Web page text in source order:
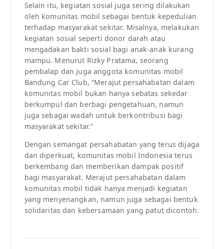
Selain itu, kegiatan sosial juga sering dilakukan
oleh komunitas mobil sebagai bentuk kepedulian
terhadap masyarakat sekitar. Misalnya, melakukan
kegiatan sosial seperti donor darah atau
mengadakan bakti sosial bagi anak-anak kurang
mampu. Menurut Rizky Pratama, seorang
pembalap dan juga anggota komunitas mobil
Bandung Car Club, “Merajut persahabatan dalam
komunitas mobil bukan hanya sebatas sekedar
berkumpul dan berbagi pengetahuan, namun
juga sebagai wadah untuk berkontribusi bagi
masyarakat sekitar.”
Dengan semangat persahabatan yang terus dijaga
dan diperkuat, komunitas mobil Indonesia terus
berkembang dan memberikan dampak positif
bagi masyarakat. Merajut persahabatan dalam
komunitas mobil tidak hanya menjadi kegiatan
yang menyenangkan, namun juga sebagai bentuk
solidaritas dan kebersamaan yang patut dicontoh.